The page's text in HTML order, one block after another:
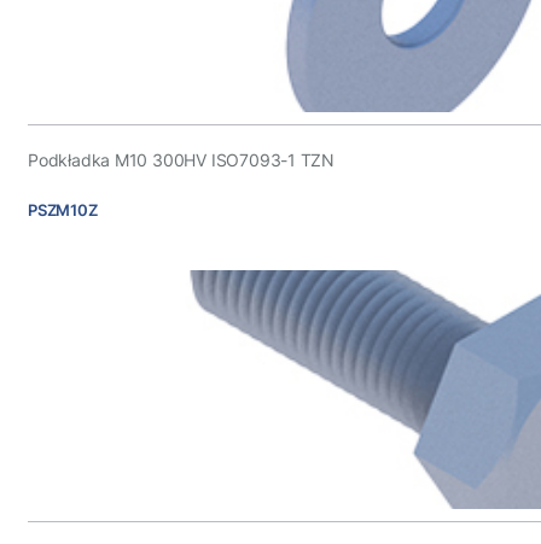
Podkładka M10 300HV ISO7093-1 TZN
PSZM10Z